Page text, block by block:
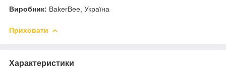
Виробник: BakerBee, Україна
Приховати
Характеристики